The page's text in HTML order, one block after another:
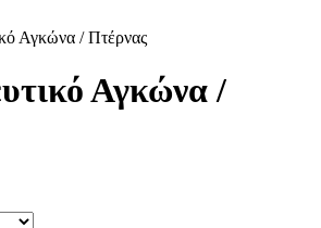
Αγκώνα / Πτέρνας
Αγκώνα /